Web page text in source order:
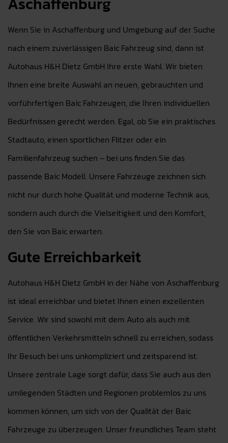
Wenn Sie in Aschaffenburg und Umgebung auf der Suche
nach einem zuverlässigen Baic Fahrzeug sind, dann ist
Autohaus H&H Dietz GmbH Ihre erste Wahl. Wir bieten
Ihnen eine breite Auswahl an neuen, gebrauchten und
vorführfertigen Baic Fahrzeugen, die Ihren individuellen
Bedürfnissen gerecht werden. Egal, ob Sie ein praktisches
Stadtauto, einen sportlichen Flitzer oder ein
Familienfahrzeug suchen – bei uns finden Sie das
passende Baic Modell. Unsere Fahrzeuge zeichnen sich
nicht nur durch hohe Qualität und moderne Technik aus,
sondern auch durch die Vielseitigkeit und den Komfort,
den Sie von Baic erwarten.
Gute Erreichbarkeit
Autohaus H&H Dietz GmbH in der Nähe von Aschaffenburg
ist ideal erreichbar und bietet Ihnen einen exzellenten
Service. Wir sind sowohl mit dem Auto als auch mit
öffentlichen Verkehrsmitteln schnell zu erreichen, sodass
Ihr Besuch bei uns unkompliziert und zeitsparend ist.
Unsere zentrale Lage sorgt dafür, dass Sie auch aus den
umliegenden Städten und Regionen problemlos zu uns
kommen können, um sich von der Qualität der Baic
Fahrzeuge zu überzeugen. Unser freundliches Team steht